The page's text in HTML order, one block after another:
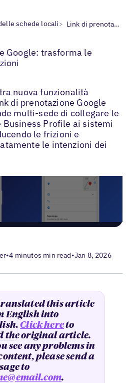
schede locali> Link di prenotazione Google
Google: trasforma le
nuova funzionalità
di prenotazione Google
multi-sede di collegare le
Business Profile ai sistemi
le frizioni e
le intenzioni dei
•4 minutos min read•Jan 8, 2026
this article
English into
Click hereto
the original article.
see any problems in
please send a
to
.